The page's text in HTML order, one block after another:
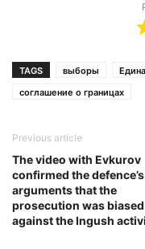
TAGS выборы
соглашение о границах
Previous article
The video with Evkurov
confirmed the defence’s
arguments that the
prosecution was biased
against the Ingush